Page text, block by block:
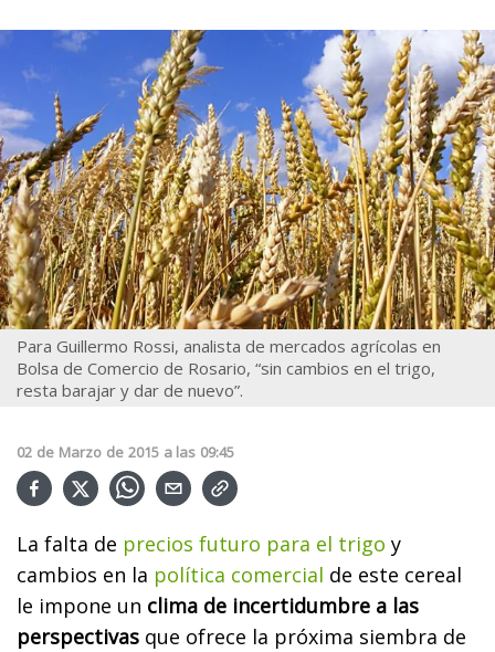
Para Guillermo Rossi, analista de mercados agrícolas en
Bolsa de Comercio de Rosario, “sin cambios en el trigo,
resta barajar y dar de nuevo”.
02 de Marzo de 2015 a las 09:45
La falta de precios futuro para el trigo y
cambios en la política comercial de este cereal
le impone un clima de incertidumbre a las
perspectivas que ofrece la próxima siembra de